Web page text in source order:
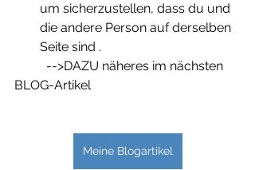
um sicherzustellen, dass du und
die andere Person auf derselben
Seite sind .
BLOG-Artikel
Meine Blogartikel